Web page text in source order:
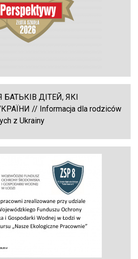
ДІТЕЙ, ЯКІ
// Informacja dla rodziców
z Ukrainy